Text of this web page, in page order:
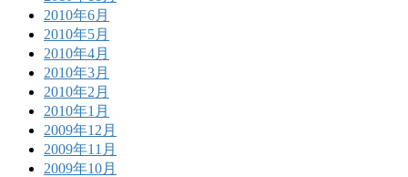
2010年6月
2010年5月
2010年4月
2010年3月
2010年2月
2010年1月
2009年12月
2009年11月
2009年10月